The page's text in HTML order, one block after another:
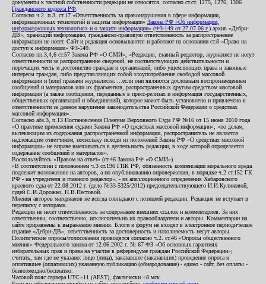
документы к частной собственности редакции не относятся, согласно ст.ст. 1275, 1276, 1306
Гражданского кодекса РФ
Согласно ч.2. п.3. ст.17 «Ответственность за правонарушения в сфере информации,
информационных технологий и защиты информации» Закона РФ «Об информации,
информационных технологиях и о защите информации» (ФЗ-149 от 27.07.06 г.) архив «Дебри-
ДВ», хранящий информацию, гражданско-правовую ответственность за распространение
информации не несет. Сайт и редакция основываются и работают на основании ст.8 «Право на
доступ к информации» ФЗ-149.
Согласно пп.3,4,6 ст.57 Закона РФ «О СМИ», «Редакция, главный редактор, журналист не несут
ответственности за распространение сведений, не соответствующих действительности и
порочащих честь и достоинство граждан и организаций, либо ущемляющих права и законные
интересы граждан, либо представляющих собой злоупотребление свободой массовой
информации и (или) правами журналиста: ...если они являются дословным воспроизведением
сообщений и материалов или их фрагментов, распространенных другим средством массовой
информации (а также сообщения, переданные в пресс-релизах и информация государственных,
общественных организаций и объединений), которое может быть установлено и привлечено к
ответственности за данное нарушение законодательства Российской Федерации о средствах
массовой информации».
Согласно абз.3, п.13 Постановления Пленума Верховного Суда РФ №16 от 15 июня 2010 года
«О практике применения судами Закона РФ «О средствах массовой информации», «по делам,
вытекающим из содержания распространенной информации, распространитель не является
надлежащим ответчиком, поскольку исходя из положений Закона РФ «О средствах массовой
информации» не вправе вмешиваться в деятельность редакции, в ходе которой определяется
содержание сообщений и материалов».
Воспользуйтесь «Правом на ответ» (ст.46 Закона РФ «О СМИ»).
«В соответствии с положением ч.3 ст.196 ГПК РФ, обязанность компенсации морального вреда
подлежит возложению на авторов, а по опубликованию опровержения, в порядке ч.2 ст.152 ГК
РФ - на учредителя и главного редактор», - из апелляционного определения Хабаровского
краевого суда от 22.08.2012 г. (дело №33-5325/2012) председательствующего И.И.Куликовой,
судей С.И.Дорожко, Н.В.Пестовой.
Мнения авторов материалов не всегда совпадают с позицией редакции. Редакция не вступает в
переписку с авторами.
Редакция не несет ответственность за содержание внешних ссылок и комментариев. За них
ответственны, соответственно, исключительно их правообладатели и авторы. Комментарии на
сайте приравнены к выражению мнения. Блоги и форум не входят в электронное периодическое
издание «Дебри-ДВ», ответственность за достоверность и наполняемость несут авторы.
Политические опросы/голосования проводятся согласно ч.2. ст.46 «Опросы общественного
мнения» Федерального закона от 12.06.2002 г. № 67-ФЗ «Об основных гарантиях
избирательных прав и права на участие в референдуме граждан Российской Федерации»;
считать, там где не указано: лицо (лица), заказавшее (заказавших) проведение опроса и
оплатившее (оплативших) указанную публикацию (обнародование) - едино - сайт, без оплаты -
безвозмездно/бесплатно.
Часовой пояс сервера UTC+11 (AEST), фактически +8 мск.